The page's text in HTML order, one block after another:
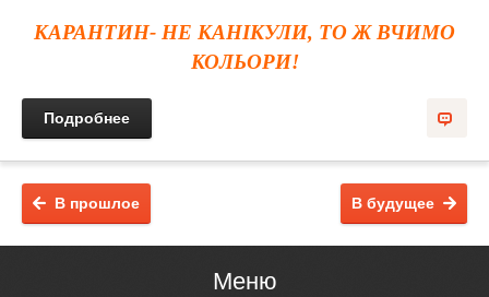
КАРАНТИН- НЕ КАНІКУЛИ, ТО Ж ВЧИМО
КОЛЬОРИ!
Подробнее
В будущее
В прошлое
Меню